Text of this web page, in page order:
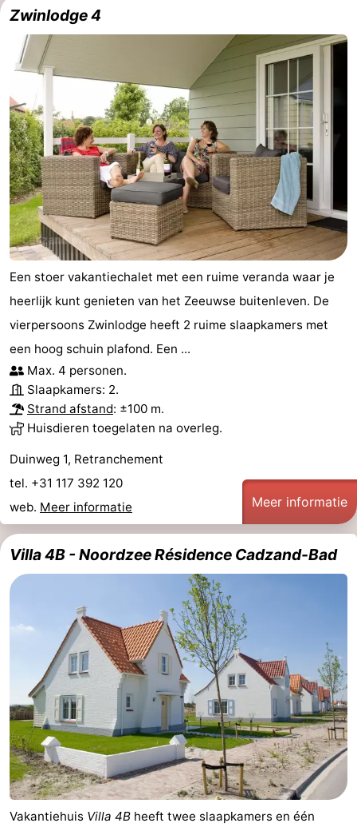
Zwinlodge 4
Een stoer vakantiechalet met een ruime veranda waar je
heerlijk kunt genieten van het Zeeuwse buitenleven. De
vierpersoons Zwinlodge heeft 2 ruime slaapkamers met
een hoog schuin plafond. Een ...
Max. 4 personen.
Slaapkamers: 2.
Strand afstand: ±100 m.
Huisdieren toegelaten na overleg.
Duinweg 1, Retranchement
tel. +31 117 392 120
web. Meer informatie Meer informatie
Villa 4B - Noordzee Résidence Cadzand-Bad
Vakantiehuis Villa 4B heeft twee slaapkamers en één